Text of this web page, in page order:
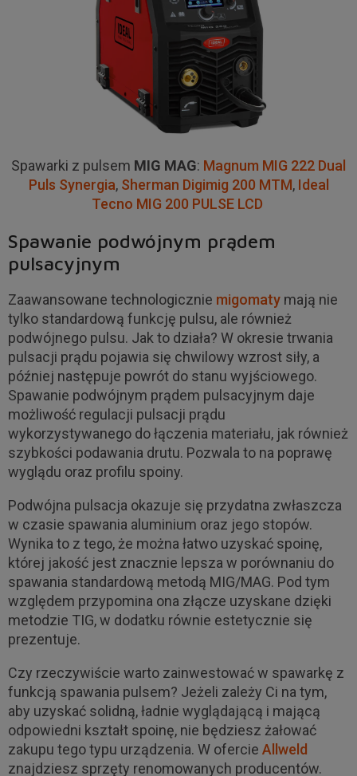
Spawarki z pulsem MIG MAG: Magnum MIG 222 Dual
Puls Synergia, Sherman Digimig 200 MTM, Ideal
Tecno MIG 200 PULSE LCD
Spawanie podwójnym prądem
pulsacyjnym
Zaawansowane technologicznie migomaty mają nie
tylko standardową funkcję pulsu, ale również
podwójnego pulsu. Jak to działa? W okresie trwania
pulsacji prądu pojawia się chwilowy wzrost siły, a
później następuje powrót do stanu wyjściowego.
Spawanie podwójnym prądem pulsacyjnym daje
możliwość regulacji pulsacji prądu
wykorzystywanego do łączenia materiału, jak również
szybkości podawania drutu. Pozwala to na poprawę
wyglądu oraz profilu spoiny.
Podwójna pulsacja okazuje się przydatna zwłaszcza
w czasie spawania aluminium oraz jego stopów.
Wynika to z tego, że można łatwo uzyskać spoinę,
której jakość jest znacznie lepsza w porównaniu do
spawania standardową metodą MIG/MAG. Pod tym
względem przypomina ona złącze uzyskane dzięki
metodzie TIG, w dodatku równie estetycznie się
prezentuje.
Czy rzeczywiście warto zainwestować w spawarkę z
funkcją spawania pulsem? Jeżeli zależy Ci na tym,
aby uzyskać solidną, ładnie wyglądającą i mającą
odpowiedni kształt spoinę, nie będziesz żałować
zakupu tego typu urządzenia. W ofercie Allweld
znajdziesz sprzęty renomowanych producentów.